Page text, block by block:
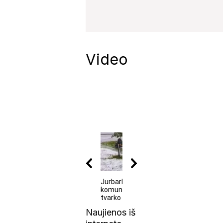
Video
Jurbarko
komunalininkas
tvarko miestą
Naujienos iš